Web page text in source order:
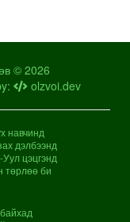
© 2026
olzvoi.dev
навчинд
дэлбээнд
цэцгэнд
төрлөө би